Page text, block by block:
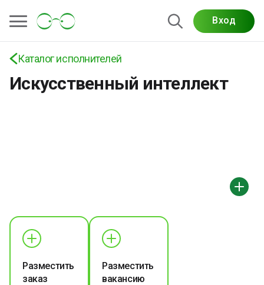
Вход
Каталог исполнителей
Искусственный интеллект
Разместить
заказ
Разместить
вакансию